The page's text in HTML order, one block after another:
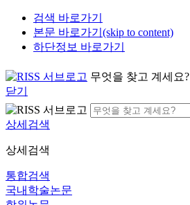
검색 바로가기
본문 바로가기(skip to content)
하단정보 바로가기
무엇을 찾고 계세요?
닫기
상세검색
상세검색
통합검색
국내학술논문